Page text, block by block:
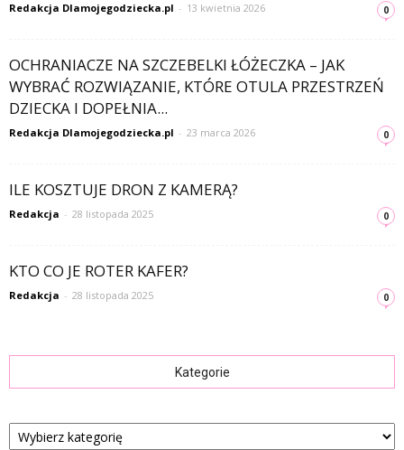
Redakcja Dlamojegodziecka.pl - 13 kwietnia 2026 0
OCHRANIACZE NA SZCZEBELKI ŁÓŻECZKA – JAK
WYBRAĆ ROZWIĄZANIE, KTÓRE OTULA PRZESTRZEŃ
DZIECKA I DOPEŁNIA...
Redakcja Dlamojegodziecka.pl - 23 marca 2026 0
ILE KOSZTUJE DRON Z KAMERĄ?
Redakcja - 28 listopada 2025 0
KTO CO JE ROTER KAFER?
Redakcja - 28 listopada 2025 0
Kategorie
Kategorie